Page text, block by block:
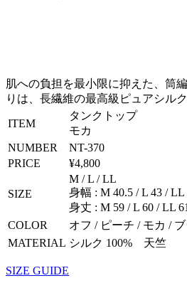
肌への負担を最小限に抑えた、筒
りは、長繊維の最高級ピュアシル
ITEM
タンクトップ
モカ
NUMBER
NT-370
PRICE
¥4,800
SIZE
M / L / LL
身幅 : M 40.5 / L 43 / LL
身丈 : M 59 / L 60 / LL
COLOR
オフ / ピーチ / モカ /
MATERIAL シルク 100% 天竺
SIZE GUIDE